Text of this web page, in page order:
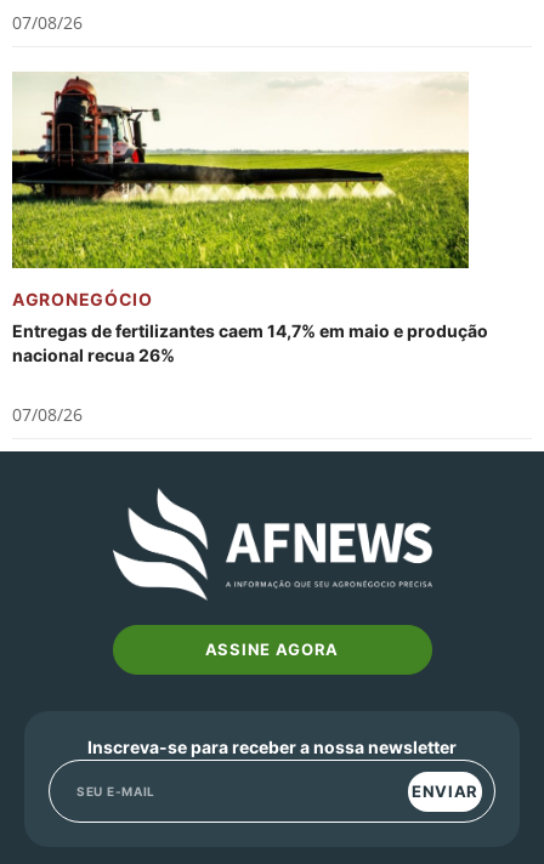
07/08/26
AGRONEGÓCIO
Entregas de fertilizantes caem 14,7% em maio e produção
nacional recua 26%
07/08/26
ASSINE AGORA
Inscreva-se para receber a nossa newsletter
ENVIAR